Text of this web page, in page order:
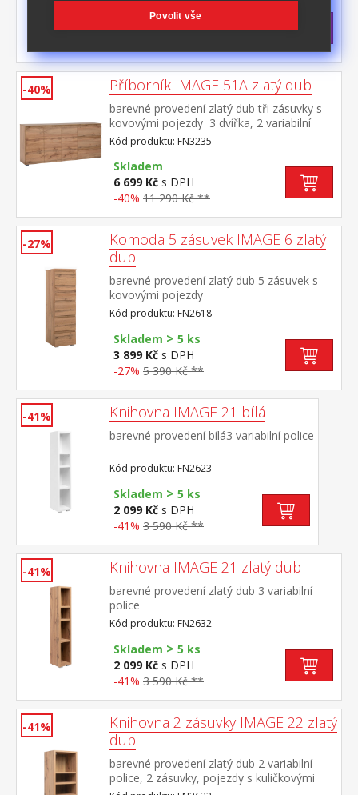
Skladem>5 ks
2 299 Kčs DPH
-40% Příborník IMAGE 51A zlatý dub
barevné provedení zlatý dub tři zásuvky s
kovovými pojezdy 3 dvířka, 2 variabilní
police
Kód produktu: FN3235
Skladem
6 699 Kč s DPH
-40% 11 290 Kč **
-27%
Komoda 5 zásuvek IMAGE 6 zlatý
dub
barevné provedení zlatý dub 5 zásuvek s
kovovými pojezdy
Kód produktu: FN2618
Skladem > 5 ks
3 899 Kč s DPH
-27% 5 390 Kč **
-41% Knihovna IMAGE 21 bílá
barevné provedení bílá3 variabilní police
Kód produktu: FN2623
Skladem > 5 ks
2 099 Kč s DPH
-41% 3 590 Kč **
-41% Knihovna IMAGE 21 zlatý dub
barevné provedení zlatý dub 3 variabilní
police
Kód produktu: FN2632
Skladem > 5 ks
2 099 Kč s DPH
-41% 3 590 Kč **
-41%
Knihovna 2 zásuvky IMAGE 22 zlatý
dub
barevné provedení zlatý dub 2 variabilní
police, 2 zásuvky, pojezdy s kuličkovými
Povolit vše